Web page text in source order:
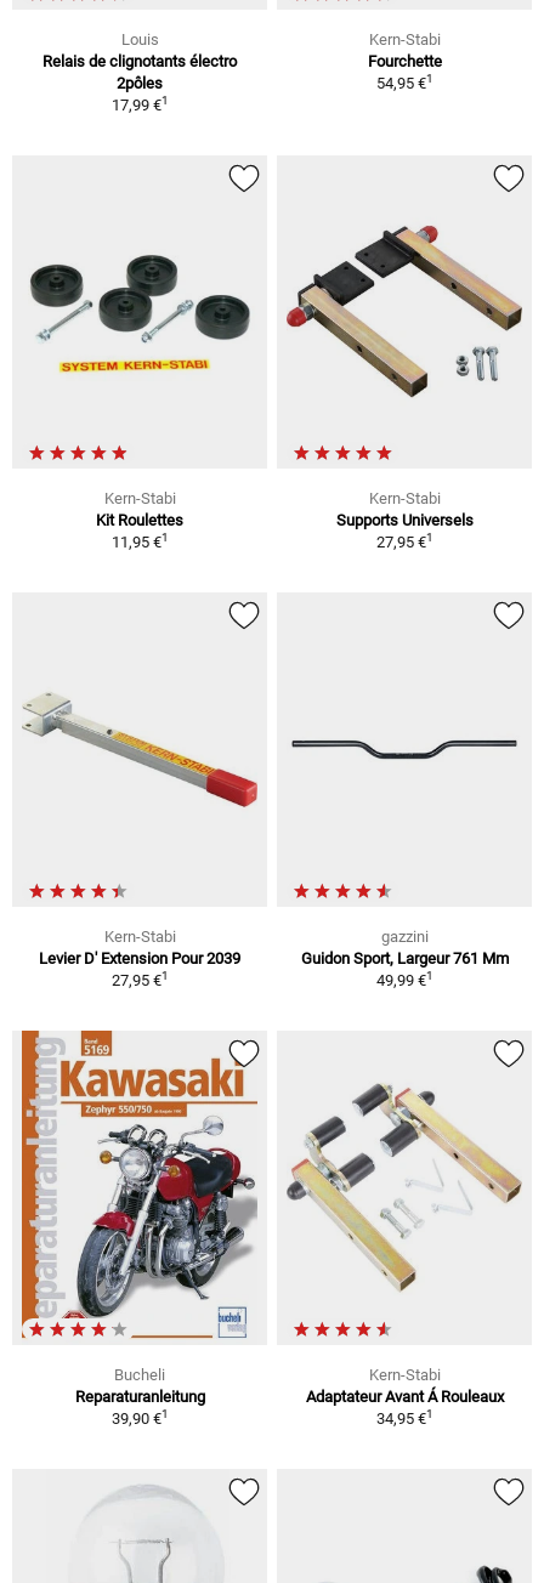
Louis
Relais de clignotants électro
2pôles
17,99 €1
Kern-Stabi
Fourchette
54,95 €1
Kern-Stabi
Kit Roulettes
11,95 €1
Kern-Stabi
Supports Universels
27,95 €1
Kern-Stabi
Levier D' Extension Pour 2039
27,95 €1
gazzini
Guidon Sport, Largeur 761 Mm
49,99 €1
Bucheli
Reparaturanleitung
39,90 €1
Kern-Stabi
Adaptateur Avant Á Rouleaux
34,95 €1